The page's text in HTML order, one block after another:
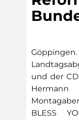
und der
BLESS